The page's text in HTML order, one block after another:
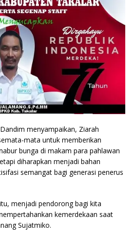
menyampaikan, Ziarah
mata untuk memberikan
bunga di makam para pahlawan
diharapkan menjadi bahan
semangat bagi generasi penerus
menjadi pendorong bagi kita
kemerdekaan saat
Sujatmiko.